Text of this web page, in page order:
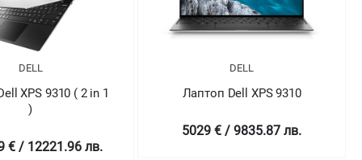
DELL
Dell XPS 9310
DELL
Лаптоп Dell XPS 9310
4698.99 € / 9190.43 лв.